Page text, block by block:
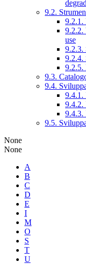
9.2.
9.2.1.
9.2.2.
use
9.2.3.
9.2.4.
9.2.5.
9.3.
9.4.
9.4.1.
9.4.2.
9.4.3.
9.5.
None
None
A
B
C
D
E
I
M
O
S
T
U